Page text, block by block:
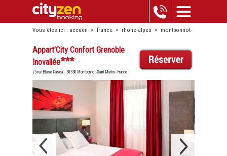
Vous êtes ici : accueil > france > rhône-alpes > montbonnot-
saint-martin> appart’city confort grenoble inovallée
Appart’City Confort Grenoble
Inovallée***
75 rue Blaise Pascal - 38330 Montbonnot-Saint-Martin - France